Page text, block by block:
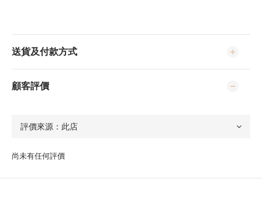
送貨及付款方式
顧客評價
尚未有任何評價